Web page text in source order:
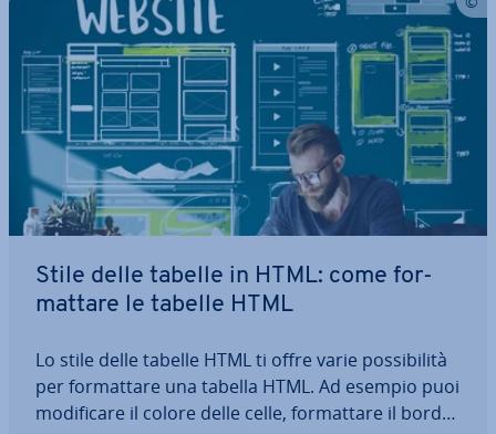
Stile delle tabelle in HTML: come for­
mat­ta­re le tabelle HTML
Lo stile delle tabelle HTML ti offre varie pos­si­bi­li­tà
per for­mat­ta­re una tabella HTML. Ad esempio puoi
mo­di­fi­ca­re il colore delle celle, for­mat­ta­re il bordo